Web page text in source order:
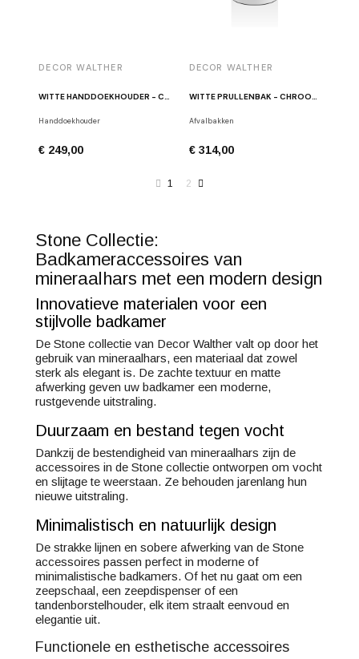
DECOR WALTHER
WITTE HANDDOEKHOUDER - CHROOM STONE HTE80
Handdoekhouder
€ 249,00
DECOR WALTHER
WITTE PRULLENBAK - CHROOM STONE BEMD
Afvalbakken
€ 314,00
1 2
Stone Collectie:
Badkameraccessoires van
mineraalhars met een modern design
Innovatieve materialen voor een
stijlvolle badkamer
De Stone collectie van Decor Walther valt op door het
gebruik van mineraalhars, een materiaal dat zowel
sterk als elegant is. De zachte textuur en matte
afwerking geven uw badkamer een moderne,
rustgevende uitstraling.
Duurzaam en bestand tegen vocht
Dankzij de bestendigheid van mineraalhars zijn de
accessoires in de Stone collectie ontworpen om vocht
en slijtage te weerstaan. Ze behouden jarenlang hun
nieuwe uitstraling.
Minimalistisch en natuurlijk design
De strakke lijnen en sobere afwerking van de Stone
accessoires passen perfect in moderne of
minimalistische badkamers. Of het nu gaat om een
zeepschaal, een zeepdispenser of een
tandenborstelhouder, elk item straalt eenvoud en
elegantie uit.
Functionele en esthetische accessoires